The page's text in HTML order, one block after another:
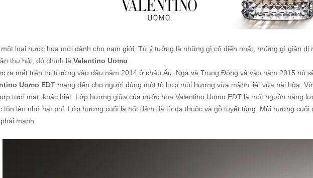
loại nước hoa mới dành cho nam giới. Từ ý tưởng là những gì cổ điển nhất, những gì giản dị
thu hút, đó chính là Valentino Uomo
ra mắt trên thị trường vào đầu năm 2014 ở châu Âu, Nga và Trung Đông và vào năm 2015 nó
Uomo EDT mang đến cho người dùng một tổ hợp mùi hương vừa mãnh liệt vừa hài hòa.
tươi mát, khác biệt. Lớp hương giữa của nước hoa Valentino Uomo EDT là một nguồn năng
tôn lên nhớ hạt phỉ. Lớp hương cuối là nốt đậm đà từ da thuộc và gỗ tuyết tùng. Mùi hương
mạnh.